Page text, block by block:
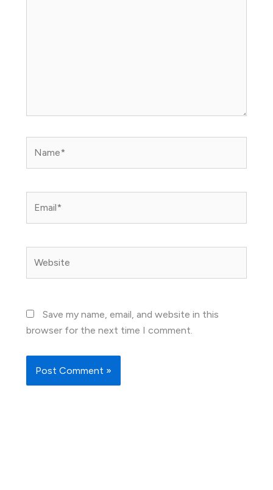
Save my name, email, and website in this
browser for the next time I comment.